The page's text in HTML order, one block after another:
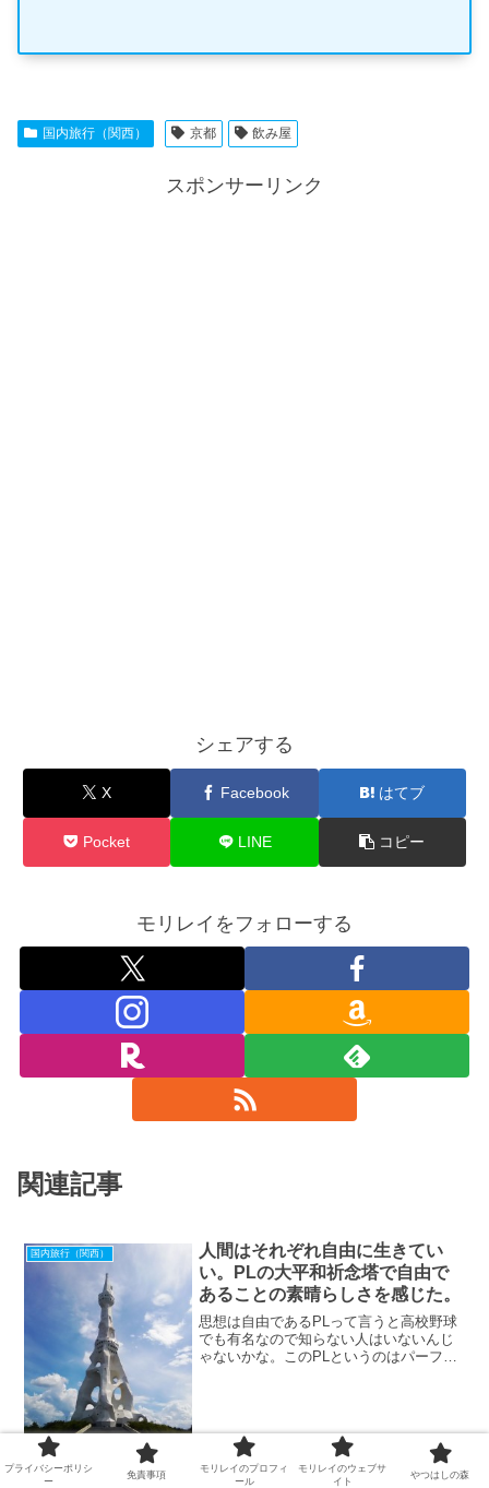
国内旅行（関西） 京都 飲み屋
スポンサーリンク
シェアする
X Facebook はてブ
Pocket LINE コピー
モリレイをフォローする
関連記事
国内旅行（関西）
人間はそれぞれ自由に生きてい
い。PLの大平和祈念塔で自由で
あることの素晴らしさを感じた。
思想は自由であるPLって言うと高校野球
でも有名なので知らない人はいないんじ
ゃないかな。このPLというのはパーフェ
塔が建っているんです。この付近に住ん
でいる人なら突出して高い塔（180m）な
ので知らない人はいないはず。
プライバシーポリシ
ー
免責事項
モリレイのプロフィ
ール
モリレイのウェブサ
イト
やつはしの森